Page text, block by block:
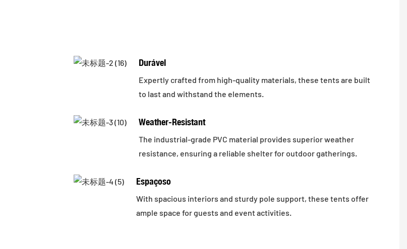
Durável
Expertly crafted from high-quality materials, these tents are built
to last and withstand the elements.
Weather-Resistant
The industrial-grade PVC material provides superior weather
resistance, ensuring a reliable shelter for outdoor gatherings.
Espaçoso
With spacious interiors and sturdy pole support, these tents offer
ample space for guests and event activities.